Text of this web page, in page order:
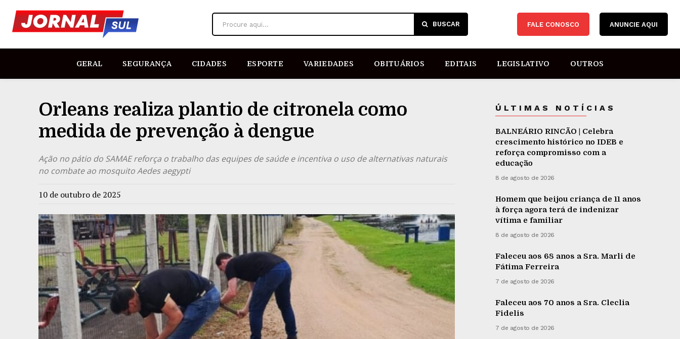
Procure aqui... BUSCAR FALE CONOSCO ANUNCIE AQUI
GERAL SEGURANÇA CIDADES ESPORTE VARIEDADES OBITUÁRIOS EDITAIS LEGISLATIVO OUTROS
Orleans realiza plantio de citronela como
medida de prevenção à dengue
Ação no pátio do SAMAE reforça o trabalho das equipes de saúde e incentiva o uso de alternativas naturais
no combate ao mosquito Aedes aegypti
10 de outubro de 2025
ÚLTIMAS NOTÍCIAS
BALNEÁRIO RINCÃO | Celebra
crescimento histórico no IDEB e
reforça compromisso com a
educação
8 de agosto de 2026
Homem que beijou criança de 11 anos
à força agora terá de indenizar
vítima e familiar
8 de agosto de 2026
Faleceu aos 68 anos a Sra. Marli de
Fátima Ferreira
7 de agosto de 2026
Faleceu aos 70 anos a Sra. Cleclia
Fidelis
7 de agosto de 2026